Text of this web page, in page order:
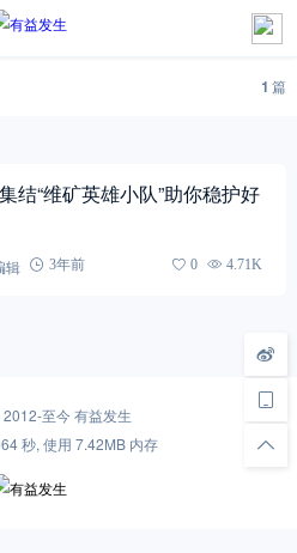
1 篇
结“维矿英雄小队”助你稳护好
辑 3年前 0 4.71K
至今有益发生
秒, 使用 7.42MB 内存